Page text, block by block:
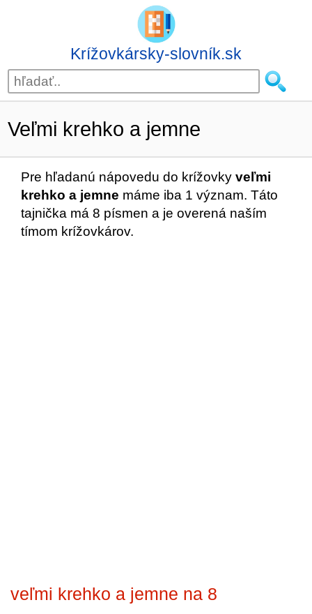
Krížovkársky-slovník.sk
Veľmi krehko a jemne
Pre hľadanú nápovedu do krížovky veľmi
krehko a jemne máme iba 1 význam. Táto
tajnička má 8 písmen a je overená naším
tímom krížovkárov.
veľmi krehko a jemne na 8